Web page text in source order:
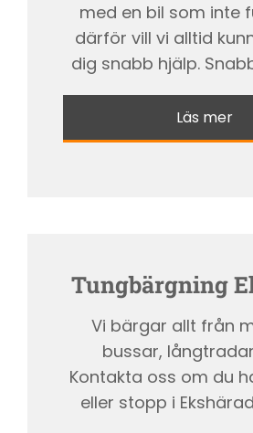
med en bil som inte
därför vill vi alltid
dig snabb hjälp.
Läs mer
Tungbärgning
Vi bärgar allt från
bussar,
Kontakta oss om du
eller stopp i